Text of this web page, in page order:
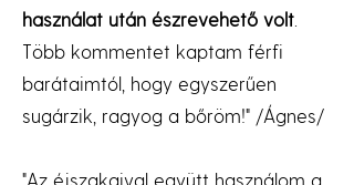
használat után észrevehető volt
Több kommentet kaptam férfi
barátaimtól, hogy egyszerűen
sugárzik, ragyog a bőröm!" /Ágnes/
"Az éjszakaival együtt használom a